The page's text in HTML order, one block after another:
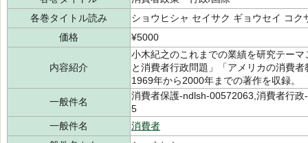
各巻タイトル読み
ショウヒシャ セイサク ギョウセイ コク
価格
¥5000
内容紹介
小木紀之のこれまでの業績を研究テー
と消費者行政問題」「アメリカの消費
1969年から2000年までの著作を収録。
一般件名
消費者保護-ndlsh-00572063,消費者行
5
一般件名
消費者